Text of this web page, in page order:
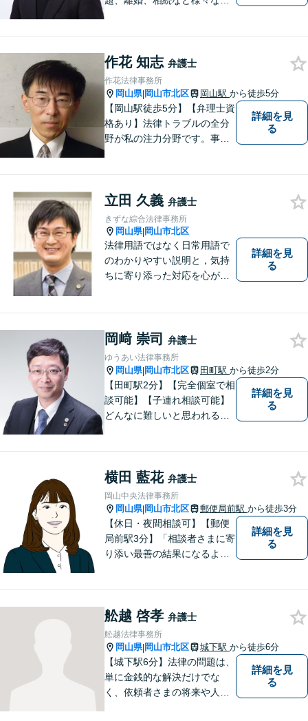
い！
作花 知志 弁護士
作花法律事務所
岡山県|岡山市北区 岡山駅 から徒歩5分
【岡山駅徒歩5分】【弁理士資
格あり】法律トラブルの全分
野が私の注力分野です。事務
ラス対応】【後払い対応】
【日弁連国際人権問題委員会
所属】お困りの方は、お気軽
にご相談下さい。
詳細を見
る
立田 久義 弁護士
きずな綜合法律事務所
岡山県|岡山市北区
法律用語ではなく日常用語で
のわかりやすい説明と，気持
ちに寄り添った対応を心がけ
詳細を見
る
岡﨑 崇司 弁護士
ゆうあい法律事務所
岡山県|岡山市北区 田町駅 から徒歩2分
【田町駅2分】【完全個室で相
談可能】【子連れ相談可能】
どんなに難しいと思われる案
ている皆さまの現状を良い方
向に変化させることができる
ように全力を尽くします。
詳細を見
る
横田 藍花 弁護士
岡山中央法律事務所
岡山県|岡山市北区 郵便局前駅 から徒歩3分
【休日・夜間相談可】【郵便
局前駅3分】「相談者さまに寄
り添い最善の結果になるよう
よる不当な取り調べや身体拘
束から、依頼者さまの利益を
守ります【完全個室相談】
詳細を見
る
舩越 啓孝 弁護士
舩越法律事務所
岡山県|岡山市北区 城下駅 から徒歩6分
【城下駅6分】法律の問題は、
単に金銭的な解決だけでな
く、依頼者さまの将来や人間
詳細を見
る